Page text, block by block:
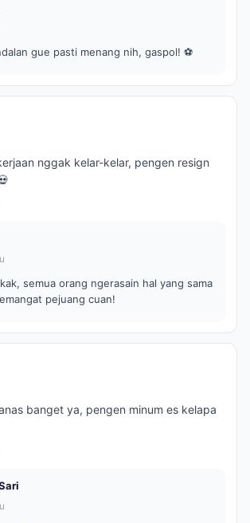
gue pasti menang nih, gaspol! ⚽
nggak kelar-kelar, pengen resign
semua orang ngerasain hal yang sama
pejuang cuan!
banget ya, pengen minum es kelapa